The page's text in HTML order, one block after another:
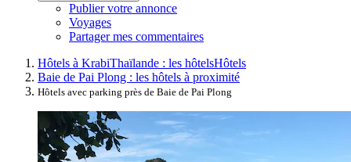
Publier votre annonce
Voyages
Partager mes commentaires
Hôtels à KrabiThaïlande : les hôtelsHôtels
Baie de Pai Plong : les hôtels à proximité
Hôtels avec parking près de Baie de Pai Plong